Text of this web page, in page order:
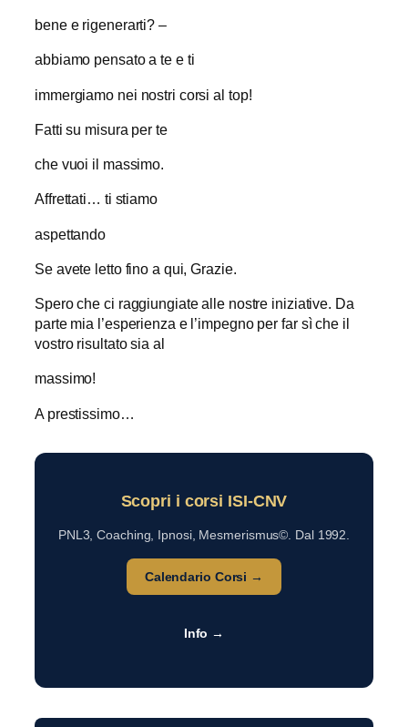
bene e rigenerarti? –
abbiamo pensato a te e ti
immergiamo nei nostri corsi al top!
Fatti su misura per te
che vuoi il massimo.
Affrettati… ti stiamo
aspettando
Se avete letto fino a qui, Grazie.
Spero che ci raggiungiate alle nostre iniziative. Da
parte mia l’esperienza e l’impegno per far sì che il
vostro risultato sia al
massimo!
A prestissimo…
Scopri i corsi ISI-CNV
PNL3, Coaching, Ipnosi, Mesmerismus©. Dal 1992.
Calendario Corsi →
Info →